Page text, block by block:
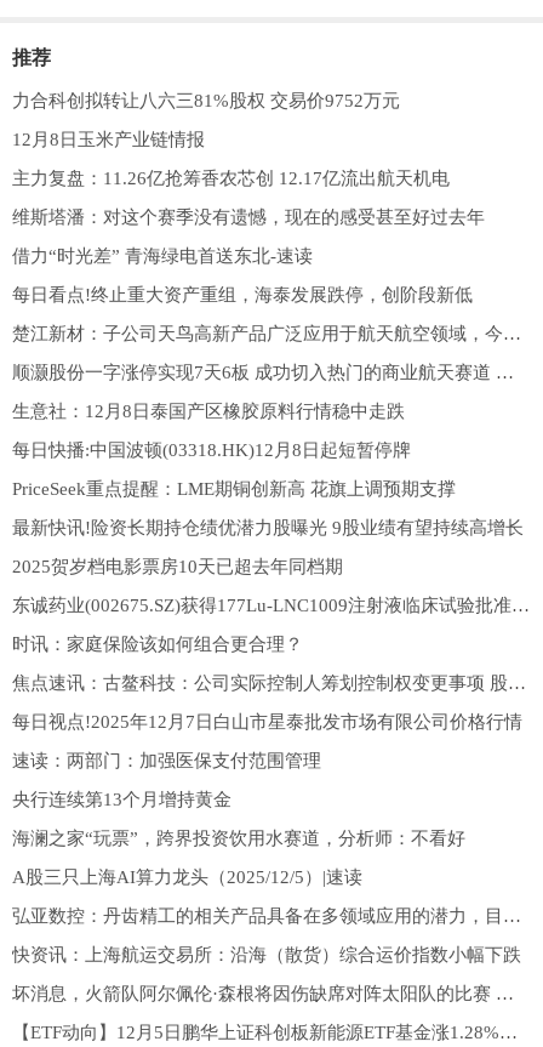
推荐
力合科创拟转让八六三81%股权 交易价9752万元
12月8日玉米产业链情报
主力复盘：11.26亿抢筹香农芯创 12.17亿流出航天机电
维斯塔潘：对这个赛季没有遗憾，现在的感受甚至好过去年
借力“时光差” 青海绿电首送东北-速读
每日看点!终止重大资产重组，海泰发展跌停，创阶段新低
楚江新材：子公司天鸟高新产品广泛应用于航天航空领域，今年荣膺中国航天科工集团“一级供应商”称号-每日速递
顺灏股份一字涨停实现7天6板 成功切入热门的商业航天赛道 快资讯
生意社：12月8日泰国产区橡胶原料行情稳中走跌
每日快播:中国波顿(03318.HK)12月8日起短暂停牌
PriceSeek重点提醒：LME期铜创新高 花旗上调预期支撑
最新快讯!险资长期持仓绩优潜力股曝光 9股业绩有望持续高增长
2025贺岁档电影票房10天已超去年同档期
东诚药业(002675.SZ)获得177Lu-LNC1009注射液临床试验批准通知书
时讯：家庭保险该如何组合更合理？
焦点速讯：古鳌科技：公司实际控制人筹划控制权变更事项 股票停牌
每日视点!2025年12月7日白山市星泰批发市场有限公司价格行情
速读：两部门：加强医保支付范围管理
央行连续第13个月增持黄金
海澜之家“玩票”，跨界投资饮用水赛道，分析师：不看好
A股三只上海AI算力龙头（2025/12/5）|速读
弘亚数控：丹齿精工的相关产品具备在多领域应用的潜力，目前已与下游客户开展接洽与合作-观察
快资讯：上海航运交易所：沿海（散货）综合运价指数小幅下跌
坏消息，火箭队阿尔佩伦·森根将因伤缺席对阵太阳队的比赛 速看料
【ETF动向】12月5日鹏华上证科创板新能源ETF基金涨1.28%，份额增加900万份